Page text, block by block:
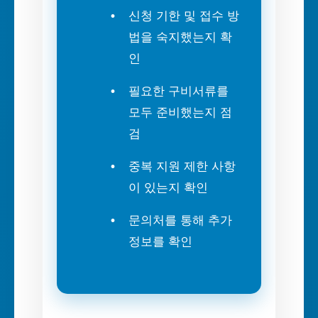
신청 기한 및 접수 방
법을 숙지했는지 확
인
필요한 구비서류를
모두 준비했는지 점
검
중복 지원 제한 사항
이 있는지 확인
문의처를 통해 추가
정보를 확인